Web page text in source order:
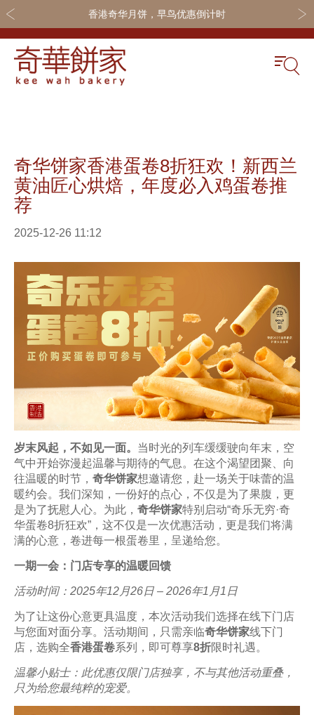
香港奇华月饼，早鸟优惠倒计时
最新推广
网店商城
线下门店
奇华礼盒
嫁喜礼饼
所有产品
联系我们
加入奇华
奇华饼家香港蛋卷8折狂欢！新西兰
黄油匠心烘焙，年度必入鸡蛋卷推
荐
2025-12-26 11:12
岁末风起，不如见一面。 当时光的列车缓缓驶向年末，空
气中开始弥漫起温馨与期待的气息。在这个渴望团聚、向
往温暖的时节， 奇华饼家想邀请您，赴一场关于味蕾的温
暖约会。我们深知，一份好的点心，不仅是为了果腹，更
是为了抚慰人心。为此， 奇华饼家特别启动“奇乐无穷·奇
华蛋卷8折狂欢”，这不仅是一次优惠活动，更是我们将满
满的心意，卷进每一根蛋卷里，呈递给您。
一期一会：门店专享的温暖回馈
活动时间：2025年12月26日 – 2026年1月1日
为了让这份心意更具温度，本次活动我们选择在线下门店
与您面对面分享。活动期间，只需亲临奇华饼家线下门
店，选购全香港蛋卷系列，即可尊享8折限时礼遇。
温馨小贴士：此优惠仅限门店独享，不与其他活动重叠，
只为给您最纯粹的宠爱。